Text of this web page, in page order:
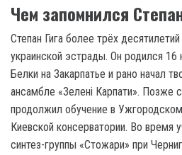
Чем запомнился
Степан Гига более трёх
украинской эстрады. Он родился 16
Белки на Закарпатье и рано начал
ансамбле «Зелені Карпати». Позже
продолжил обучение в
Киевской консерватории. Во время
синтез-группы «Стожари» при